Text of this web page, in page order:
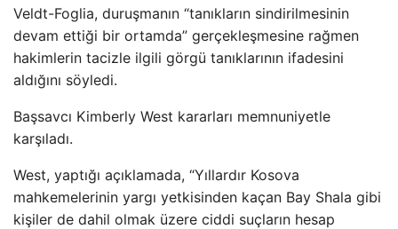
Veldt-Foglia, duruşmanın “tanıkların sindirilmesinin
devam ettiği bir ortamda” gerçekleşmesine rağmen
hakimlerin tacizle ilgili görgü tanıklarının ifadesini
aldığını söyledi.
Başsavcı Kimberly West kararları memnuniyetle
karşıladı.
West, yaptığı açıklamada, “Yıllardır Kosova
mahkemelerinin yargı yetkisinden kaçan Bay Shala gibi
kişiler de dahil olmak üzere ciddi suçların hesap